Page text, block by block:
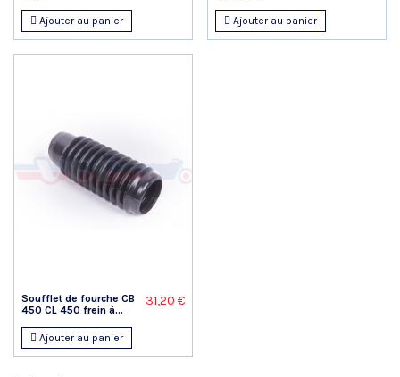
Ajouter au panier Ajouter au panier
Soufflet de fourche CB
450 CL 450 frein à...
31,20 €
Ajouter au panier